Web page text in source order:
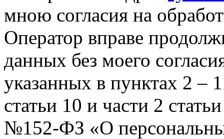
мною согласия на
Оператор вправе
данных без моего
указанных в пунктах 2 –
статьи 10 и части 2
№152-ФЗ «О